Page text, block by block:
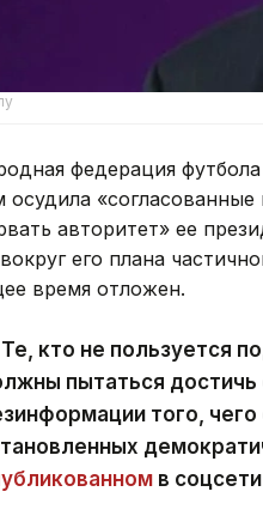
федерация футбола
осудила
авторитет» ее
его плана
время отложен.
кто не пользуется
пытаться
того,
в